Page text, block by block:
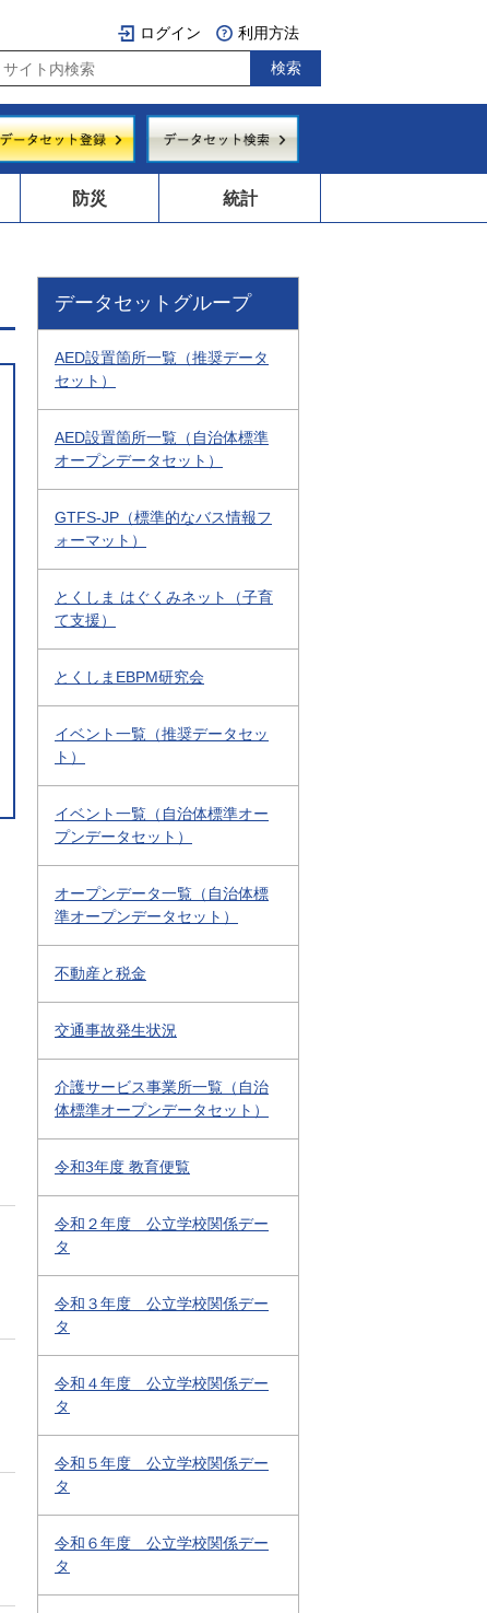
ログイン 利用方法
防災 統計
データセットグループ
AED設置箇所一覧（推奨データ
セット）
AED設置箇所一覧（自治体標準
オープンデータセット）
GTFS-JP（標準的なバス情報フ
ォーマット）
とくしま はぐくみネット（子育
て支援）
とくしまEBPM研究会
イベント一覧（推奨データセッ
ト）
イベント一覧（自治体標準オー
プンデータセット）
オープンデータ一覧（自治体標
準オープンデータセット）
不動産と税金
交通事故発生状況
介護サービス事業所一覧（自治
体標準オープンデータセット）
令和3年度 教育便覧
令和２年度 公立学校関係デー
タ
令和３年度 公立学校関係デー
タ
令和４年度 公立学校関係デー
タ
令和５年度 公立学校関係デー
タ
令和６年度 公立学校関係デー
タ